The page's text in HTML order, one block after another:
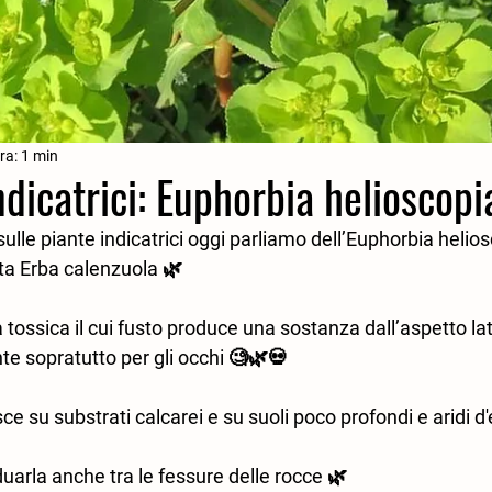
Euphorbia
1 min
piante indicatrici oggi parliamo dell’Euphorbia
Erba calenzuola 🌿⁣
tossica il cui fusto produce una sostanza dall’aspetto
sopratutto per gli occhi 🧐🌿💀⁣
su substrati calcarei e su suoli poco profondi e aridi
anche tra le fessure delle rocce 🌿⁣